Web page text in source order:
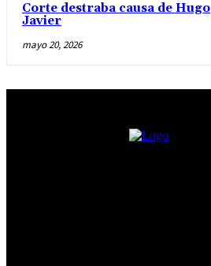
Corte destraba causa de Hugo
Javier
mayo 20, 2026